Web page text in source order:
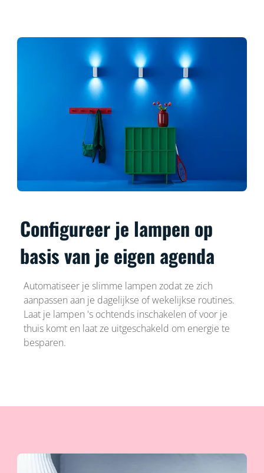
Configureer je lampen op
basis van je eigen agenda
Automatiseer je slimme lampen zodat ze zich
aanpassen aan je dagelijkse of wekelijkse routines.
Laat je lampen 's ochtends inschakelen of voor je
thuis komt en laat ze uitgeschakeld om energie te
besparen.